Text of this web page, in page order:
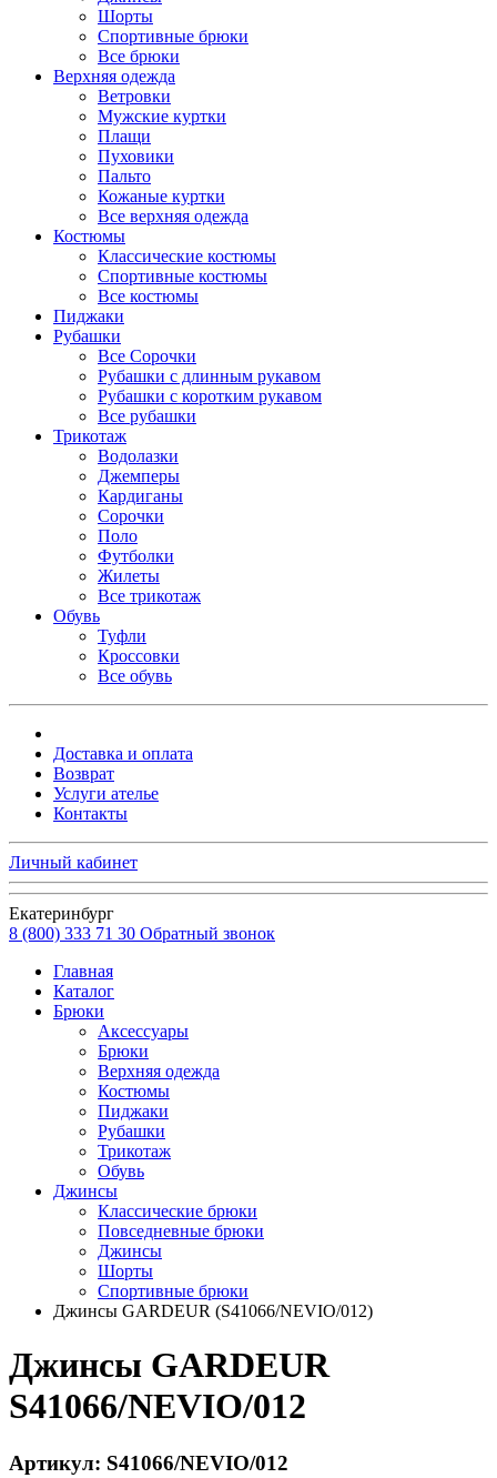
Шорты
Спортивные брюки
Все брюки
Верхняя одежда
Ветровки
Мужские куртки
Плащи
Пуховики
Пальто
Кожаные куртки
Все верхняя одежда
Костюмы
Классические костюмы
Спортивные костюмы
Все костюмы
Пиджаки
Рубашки
Все Сорочки
Рубашки с длинным рукавом
Рубашки с коротким рукавом
Все рубашки
Трикотаж
Водолазки
Джемперы
Кардиганы
Сорочки
Поло
Футболки
Жилеты
Все трикотаж
Обувь
Туфли
Кроссовки
Все обувь
Доставка и оплата
Возврат
Услуги ателье
Контакты
Личный кабинет
Екатеринбург
8 (800) 333 71 30 Обратный звонок
Главная
Каталог
Брюки
Аксессуары
Брюки
Верхняя одежда
Костюмы
Пиджаки
Рубашки
Трикотаж
Обувь
Джинсы
Классические брюки
Повседневные брюки
Джинсы
Шорты
Спортивные брюки
Джинсы GARDEUR (S41066/NEVIO/012)
Джинсы GARDEUR
S41066/NEVIO/012
Артикул: S41066/NEVIO/012